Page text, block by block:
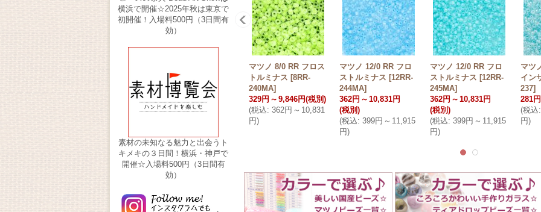
横浜で開催☆2025年秋は東京で
初開催！入場料500円（3日間有
効）
素材の未知なる魅力と出会うト
キメキの３日間！横浜・神戸で
開催☆入場料500円（3日間有
効）
マツノ 8/0 RR フロス
トルミナス [8RR-
240MA]
329円 ～ 9,846円(税別)
(税込: 362円 ～ 10,831
円)
マツノ 12/0 RR フロ
ストルミナス [12RR-
244MA]
362円 ～ 10,831円
(税別)
(税込: 399円 ～ 11,915
円)
マツノ 12/0 RR フロ
ストルミナス [12RR-
245MA]
362円 ～ 10,831円
(税別)
(税込: 399円 ～ 11,915
円)
マツ
イン
237]
281円
(税込:
円)